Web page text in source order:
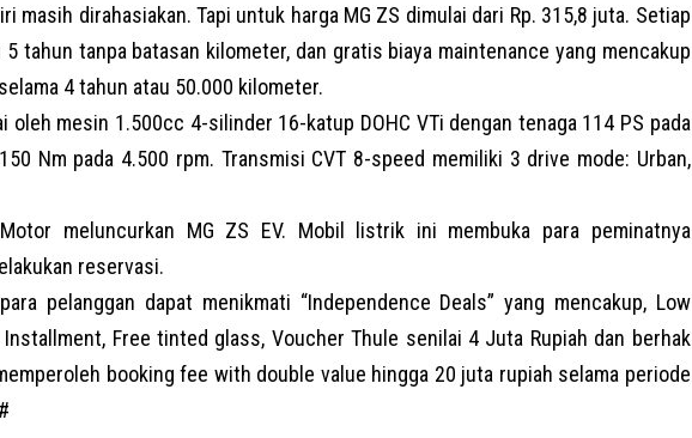
masih dirahasiakan. Tapi untuk harga MG ZS dimulai dari Rp. 315,8 juta. Setiap
5 tahun tanpa batasan kilometer, dan gratis biaya maintenance yang mencakup
4 tahun atau 50.000 kilometer.
oleh mesin 1.500cc 4-silinder 16-katup DOHC VTi dengan tenaga 114 PS pada
Nm pada 4.500 rpm. Transmisi CVT 8-speed memiliki 3 drive mode: Urban,
meluncurkan MG ZS EV. Mobil listrik ini membuka para peminatnya
reservasi.
pelanggan dapat menikmati “Independence Deals” yang mencakup, Low
Installment, Free tinted glass, Voucher Thule senilai 4 Juta Rupiah dan berhak
booking fee with double value hingga 20 juta rupiah selama periode